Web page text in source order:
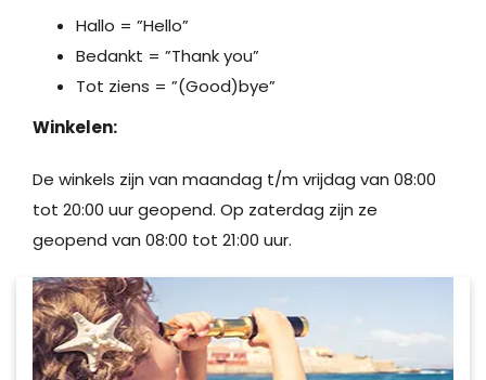
Hallo = ”Hello”
Bedankt = ”Thank you”
Tot ziens = ”(Good)bye”
Winkelen:
De winkels zijn van maandag t/m vrijdag van 08:00
tot 20:00 uur geopend. Op zaterdag zijn ze
geopend van 08:00 tot 21:00 uur.